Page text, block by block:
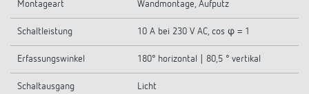
Montageart Wandmontage, Aufputz
Schaltleistung 10 A bei 230 V AC, cos φ = 1
Erfassungswinkel 180° horizontal | 80,5 ° vertikal
Schaltausgang Licht